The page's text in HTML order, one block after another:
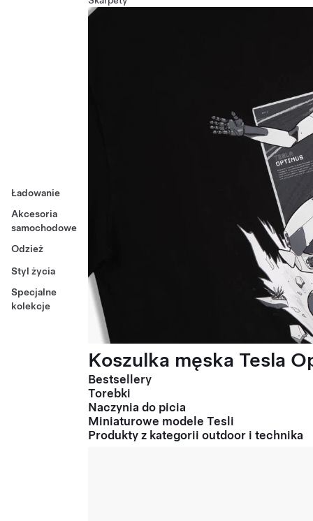
Ładowanie
Akcesoria
samochodowe
Odzież
Styl życia
Specjalne
kolekcje
Koszulka męska Tesla
Bestsellery
Torebki
Naczynia do picia
Miniaturowe modele Tesli
Produkty z kategorii outdoor i technika